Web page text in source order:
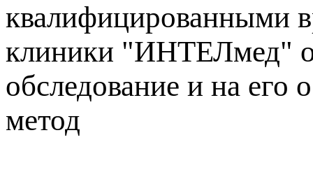
квалифицированными
клиники "ИНТЕЛмед"
обследование и на его
метод